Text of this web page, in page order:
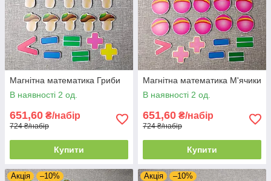
Магнітна математика Гриби
В наявності 2 од.
651,60 ₴/набір
724 ₴/набір
Купити
Магнітна математика М'ячики
В наявності 2 од.
651,60 ₴/набір
724 ₴/набір
Купити
Акція –10% Акція –10%